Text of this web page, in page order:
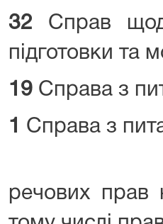
32 Справ щодо
підготовки та
19 Справа з
1
Справа з
речових прав